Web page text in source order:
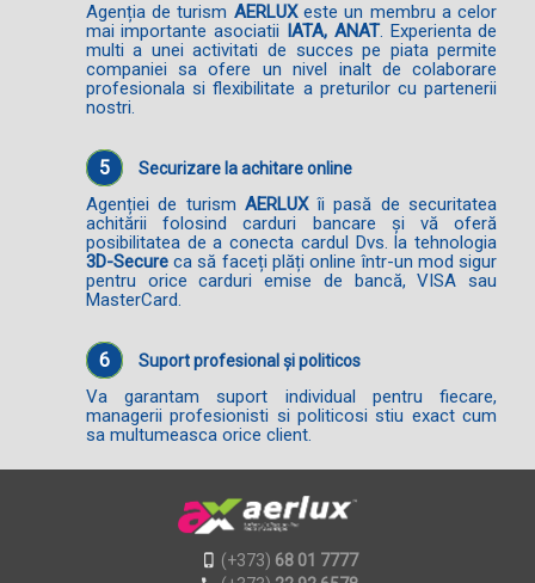
Agenția de turism AERLUXeste un membru a celor
mai importante asociatii
IATA, ANAT. Experienta de
multi a unei activitati de succes pe piata permite
companiei sa ofere un nivel inalt de colaborare
profesionala si flexibilitate a preturilor cu partenerii
nostri.
5 Securizare la achitare online
Agenției de turismAERLUXîi pasă de securitatea
achitării folosind carduri bancare și vă oferă
posibilitatea de a conecta cardul Dvs. la tehnologia
3D-Secureca să faceți plăți online într-un mod sigur
pentru orice carduri emise de bancă, VISA sau
MasterCard.
6 Suport profesional și politicos
Va garantam suport individual pentru fiecare,
managerii profesionisti si politicosi stiu exact cum
sa multumeasca orice client.
(+373) 68 01 7777